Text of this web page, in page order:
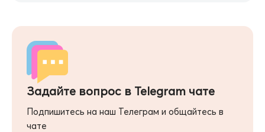
Задайте вопрос в Telegram чате
Подпишитесь на наш Телеграм и общайтесь в
чате